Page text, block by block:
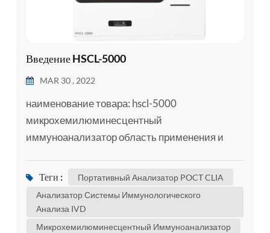
Введение HSCL-5000
MAR 30 , 2022
наименование товара: hscl-5000
микрохемилюминесцентный
иммуноанализатор область применения и
хемилюминесценции на основе эфира
акридина и используется вместе со
Теги :
Портативный Анализатор POCT CLIA
Анализатор Системы Иммунологического
Анализа IVD
Микрохемилюминесцентный Иммуноанализатор